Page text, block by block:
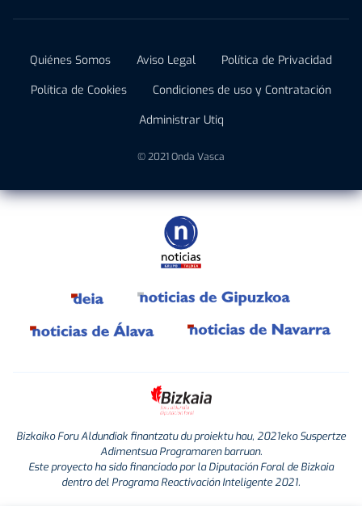
Quiénes Somos Aviso Legal
Política de Privacidad
Política de Cookies
Condiciones de uso y Contratación
Administrar Utiq
© 2021 Onda Vasca
Bizkaiko Foru Aldundiak finantzatu du proiektu hau, 2021eko Suspertze
Adimentsua Programaren barruan.
Este proyecto ha sido financiado por la Diputación Foral de Bizkaia
dentro del Programa Reactivación Inteligente 2021.